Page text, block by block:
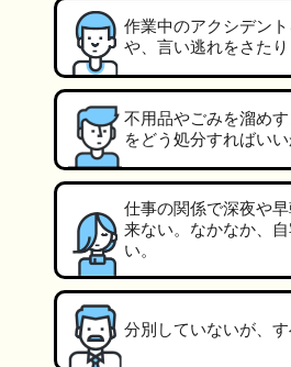
作業中のアクシデン
や、言い逃れをさたり
不用品やごみを溜め
をどう処分すればいい
仕事の関係で深夜や
来ない。なかなか、
い。
分別していないが、す